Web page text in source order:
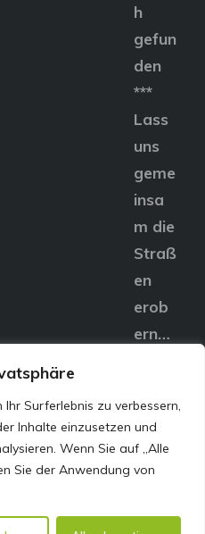
Surferlebnis zu verbessern,
Inhalte einzusetzen und
Wenn Sie auf „Alle
Sie der Anwendung von
h
gefun
den
***
Lass
uns
geme
insa
m die
Straß
en
erob
ern…